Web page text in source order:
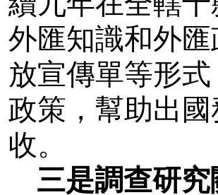
外匯知識和外
放宣傳單等形
政策，幫助出
收。
三是調查研